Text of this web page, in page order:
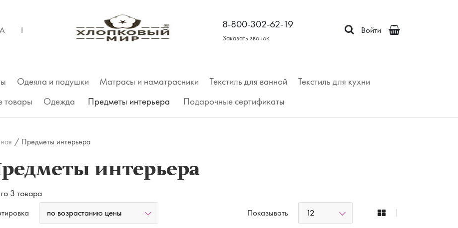
КОНТАКТЫ 8-800-302-62-19
Заказать звонок
Войти
Одеяла и подушки Матрасы и наматрасники Текстиль для ванной
Текстиль для кухни
товары Одежда
Футболка
Рубашки, платья
Предметы интерьера Подарочные сертификаты
/ Предметы интерьера
интерьера
3 товара
по возрастанию цены Показывать 12